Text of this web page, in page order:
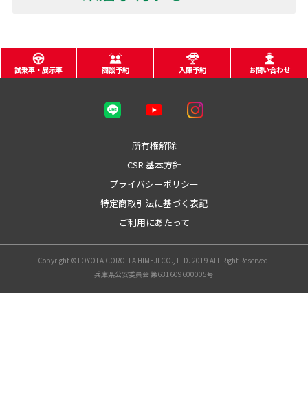
試乗車・展示車 商談予約 入庫予約 お問い合わせ
所有権解除
CSR 基本方針
プライバシーポリシー
特定商取引法に基づく表記
ご利用にあたって
Copyright ©TOYOTA COROLLA HIMEJI CO., LTD. 2019 ALL Right Reserved.
兵庫県公安委員会 第631609600005号